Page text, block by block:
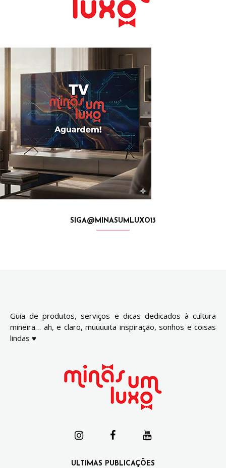
SIGA@MINASUMLUXO13
Guia de produtos, serviços e dicas dedicados à cultura
mineira… ah, e claro, muuuuita inspiração, sonhos e coisas
lindas ♥
ULTIMAS PUBLICAÇÕES